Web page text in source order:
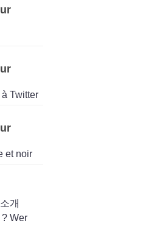
à Twitter
et noir
개
Wer